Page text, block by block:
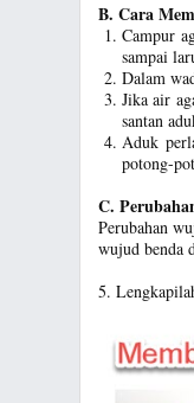
B. Cara
Campur
sampai
Dalam
Jika air
santan
Aduk
potong-
C.
Perubahan
wujud benda
5.